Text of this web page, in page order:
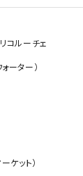
コルーチェ
ーター）
ケット）